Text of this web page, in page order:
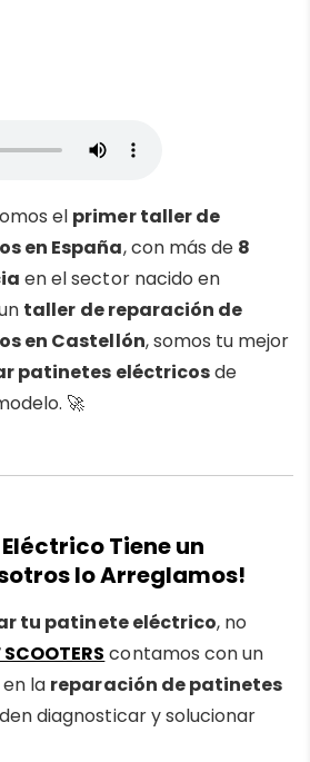
el primer taller de
en España, con más de 8
en el sector nacido en
taller de reparación de
en Castellón, somos tu mejor
patinetes eléctricosde
🚀
Tiene un
lo Arreglamos!
tu patinete eléctrico, no
SCOOTERS contamos con un
la reparación de patinetes
diagnosticar y solucionar